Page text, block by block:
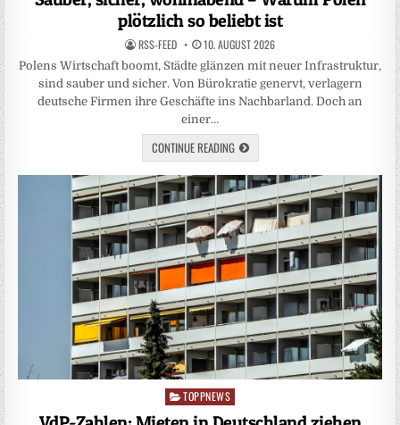
plötzlich so beliebt ist
RSS-FEED 10. AUGUST 2026
Polens Wirtschaft boomt, Städte glänzen mit neuer Infrastruktur,
sind sauber und sicher. Von Bürokratie genervt, verlagern
deutsche Firmen ihre Geschäfte ins Nachbarland. Doch an
einer…
CONTINUE READING
Posted
TOPPNEWS